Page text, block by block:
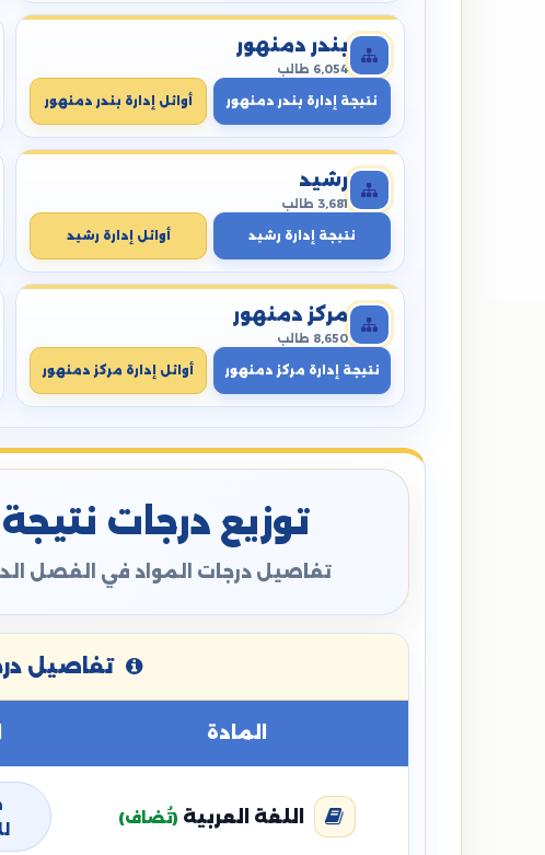
بندر دمنهور
6,054 طالب
نتيجة إدارة بندر دمنهور أوائل إدارة بندر دمنهور
رشيد
3,681 طالب
نتيجة إدارة رشيد أوائل إدارة رشيد
مركز دمنهور
8,650 طالب
نتيجة إدارة مركز دمنهور أوائل إدارة مركز دمنهور
توزيع درجات نتيجة
تفاصيل درجات المواد في الفصل
تفاصيل
المادة
اللغة العربية (تُضاف)